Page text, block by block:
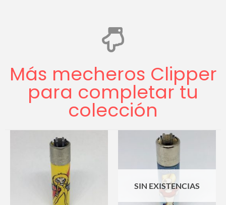
Más mecheros Clipper
para completar tu
colección
SIN EXISTENCIAS